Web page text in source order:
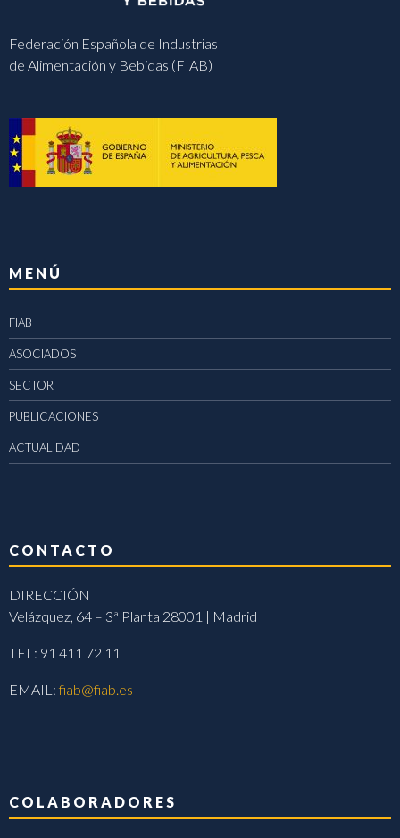
Federación Española de Industrias
de Alimentación y Bebidas (FIAB)
MENÚ
FIAB
ASOCIADOS
SECTOR
PUBLICACIONES
ACTUALIDAD
CONTACTO
DIRECCIÓN
Velázquez, 64 – 3ª Planta 28001 | Madrid
TEL: 91 411 72 11
EMAIL:fiab@fiab.es
COLABORADORES